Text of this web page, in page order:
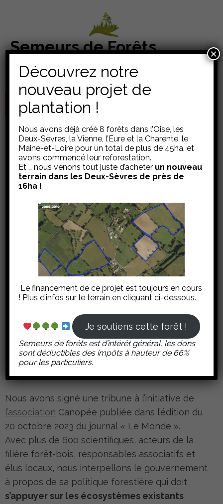
(Pressez
Semeurs de Forêts
Des forêts sanctuaires partout en France – Association
d'Intérêt Général
Soutenez-nous !
Accueil > Blog > Réflexions > Signature d’une tribune dans le
journal « Le Monde »
Signature d’une tribune
dans le journal « Le
Monde »
Nous avons signé une tribune à l’initiative de
l’association Canopée publiée dans l’édition du
20 octobre 2023 du journal « Le Monde ».
Avec plus de 600 scientifiques, acteurs de la
filière forêt-bois, responsables associatifs et
élus locaux, nous interpellons le gouvernement
à propos de sa politique forestière qui doit
s’appuyer sur les écosystèmes existants
Découvrez notre
nouveau projet de
plantation !
Nous avons déjà créé 8 forêts dans l’Oise, les
Deux-Sèvres, la Vienne, l’Eure et la Charente, le
Maine-et-Loire pour un total de plus de 45ha, et
avons commencé leur reforestation.
Et … nous venons tout juste d’acheter un nouveau
terrain dans les Deux-Sèvres de près de
16ha !
Le financement de ce projet est toujours en cours
! Plus d’infos sur le terrain en cliquant ci-dessous.
Je soutiens cette forêt !
Semeurs de forêts est d’intérêt général, les dons
sont déductibles des impôts à hauteur de 66%
pour les particuliers.
×